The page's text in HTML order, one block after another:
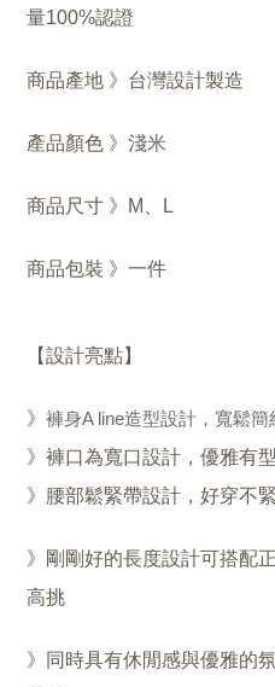
量100%認證
商品產地 》台灣設計製造
產品顏色 》 淺米
商品尺寸 》M、L
商品包裝 》一件
【設計亮點】
》 褲身A line造型設計，寬鬆簡
》褲口為寬口設計，優雅有型
》腰部鬆緊帶設計，好穿不
》剛剛好的長度設計可搭配
高挑
》
同時具有休閒感與優雅的